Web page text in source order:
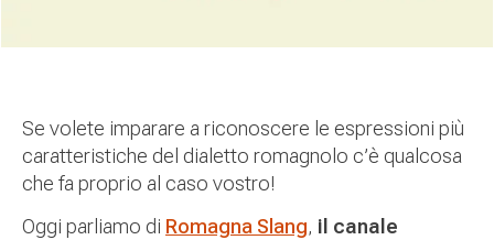
Se volete imparare a riconoscere le espressioni più
caratteristiche del dialetto romagnolo c’è qualcosa
che fa proprio al caso vostro!
Oggi parliamo di Romagna Slang, il canale